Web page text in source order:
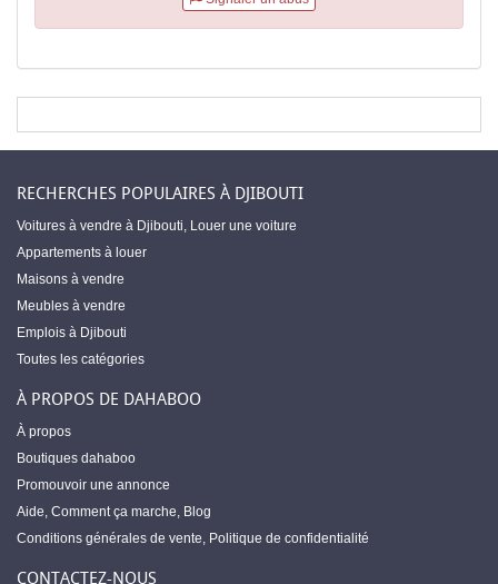
RECHERCHES POPULAIRES À DJIBOUTI
Voitures à vendre à Djibouti, Louer une voiture
Appartements à louer
Maisons à vendre
Meubles à vendre
Emplois à Djibouti
Toutes les catégories
À PROPOS DE DAHABOO
À propos
Boutiques dahaboo
Promouvoir une annonce
Aide, Comment ça marche, Blog
Conditions générales de vente, Politique de confidentialité
CONTACTEZ-NOUS